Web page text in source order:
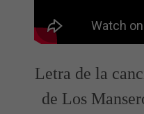
Letra de la
de Los